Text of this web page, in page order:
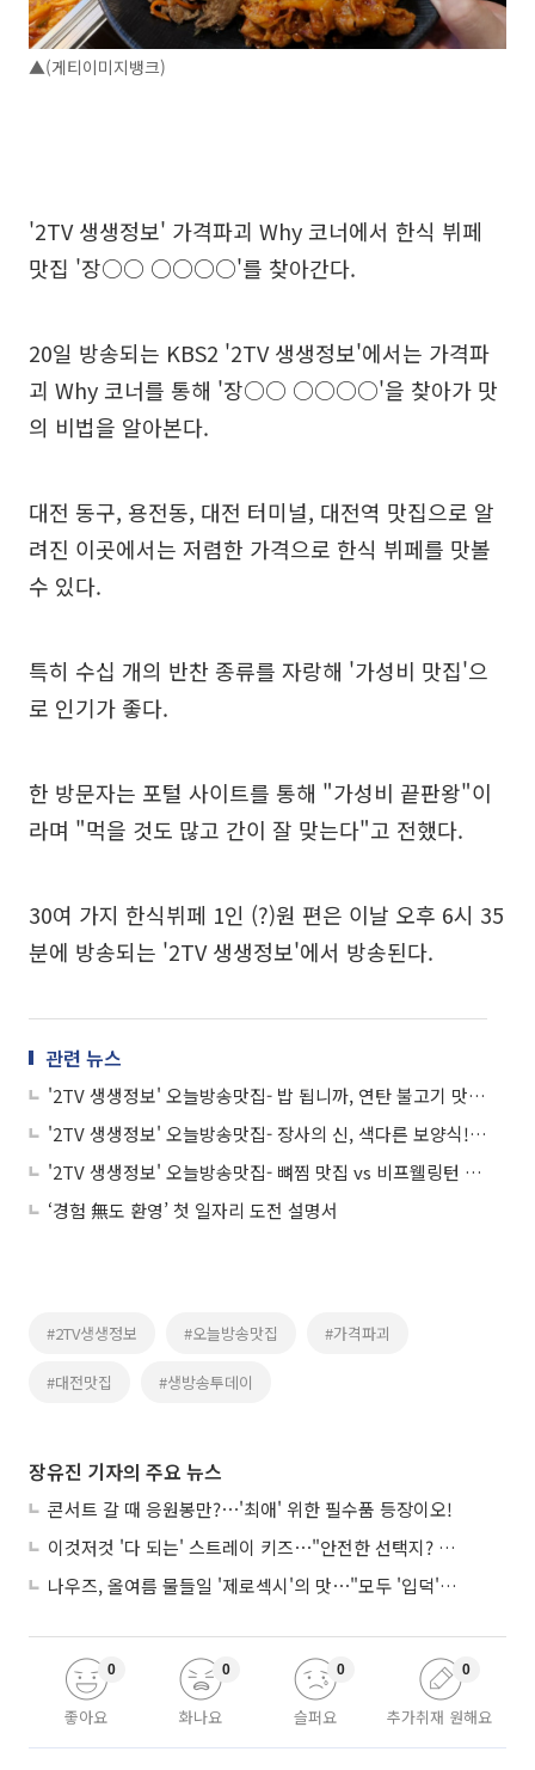
▲(게티이미지뱅크)
'2TV 생생정보' 가격파괴 Why 코너에서 한식 뷔페
맛집 '장○○ ○○○○'를 찾아간다.
20일 방송되는 KBS2 '2TV 생생정보'에서는 가격파
괴 Why 코너를 통해 '장○○ ○○○○'을 찾아가 맛
의 비법을 알아본다.
대전 동구, 용전동, 대전 터미널, 대전역 맛집으로 알
려진 이곳에서는 저렴한 가격으로 한식 뷔페를 맛볼
수 있다.
특히 수십 개의 반찬 종류를 자랑해 '가성비 맛집'으
로 인기가 좋다.
한 방문자는 포털 사이트를 통해 "가성비 끝판왕"이
라며 "먹을 것도 많고 간이 잘 맞는다"고 전했다.
30여 가지 한식뷔페 1인 (?)원 편은 이날 오후 6시 35
분에 방송되는 '2TV 생생정보'에서 방송된다.
관련 뉴스
'2TV 생생정보' 오늘방송맛집- 밥 됩니까, 연탄 불고기 맛집 '남○○'
'2TV 생생정보' 오늘방송맛집- 장사의 신, 색다른 보양식! 삼계탕 맛집 '황○○'
'2TV 생생정보' 오늘방송맛집- 뼈찜 맛집 vs 비프웰링턴 맛집, 승자는?
‘경험 無도 환영’ 첫 일자리 도전 설명서
#2TV생생정보 #오늘방송맛집 #가격파괴
#대전맛집 #생방송투데이
장유진 기자의 주요 뉴스
콘서트 갈 때 응원봉만?⋯'최애' 위한 필수품 등장이오!
이것저것 '다 되는' 스트레이 키즈⋯"안전한 선택지? 도전이 재밌죠"
나우즈, 올여름 물들일 '제로섹시'의 맛⋯"모두 '입덕'시킬 것"
좋아요
0
화나요
0
슬퍼요
0
추가취재 원해요
0